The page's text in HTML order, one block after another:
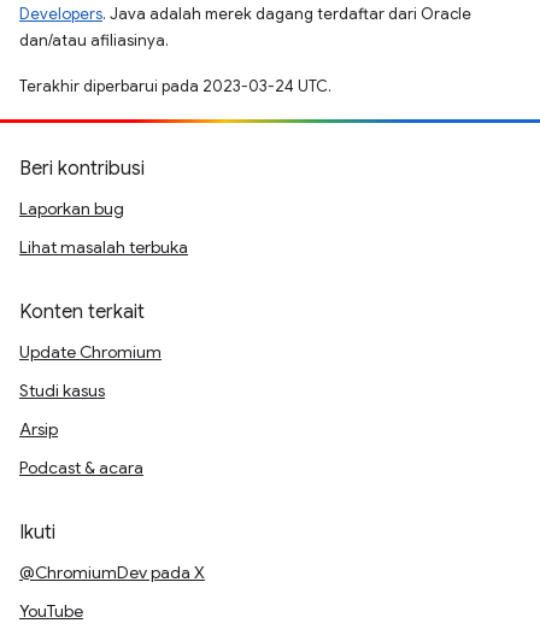
Developers. Java adalah merek dagang terdaftar dari Oracle
dan/atau afiliasinya.
Terakhir diperbarui pada 2023-03-24 UTC.
Beri kontribusi
Laporkan bug
Lihat masalah terbuka
Konten terkait
Update Chromium
Studi kasus
Arsip
Podcast & acara
Ikuti
@ChromiumDev pada X
YouTube